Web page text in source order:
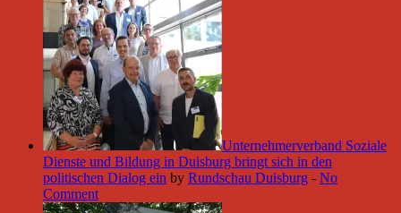
Unternehmerverband Soziale
Dienste und Bildung in Duisburg bringt sich in den
politischen Dialog ein by Rundschau Duisburg - No
Comment